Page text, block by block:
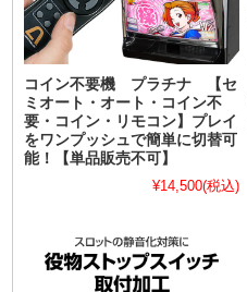
コイン不要機 プラチナ 【セ
ミオート・オート・コイン不
要・コイン・リモコン】プレイ
をワンプッシュで簡単に切替可
能！【単品販売不可】
¥14,500(税込)